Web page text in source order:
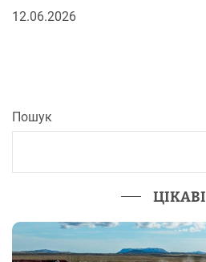
12.06.2026
Пошук
ЦІКАВІ